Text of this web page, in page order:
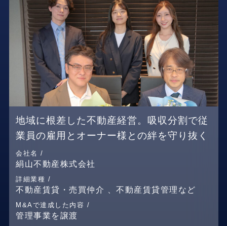
地域に根差した不動産経営。吸収分割で従
業員の雇用とオーナー様との絆を守り抜く
会社名 /
絹山不動産株式会社
詳細業種 /
不動産賃貸・売買仲介 、不動産賃貸管理など
M&Aで達成した内容 /
管理事業を譲渡